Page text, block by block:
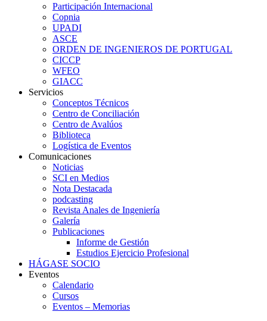
Participación Internacional
Copnia
UPADI
ASCE
ORDEN DE INGENIEROS DE PORTUGAL
CICCP
WFEO
GIACC
Servicios
Conceptos Técnicos
Centro de Conciliación
Centro de Avalúos
Biblioteca
Logística de Eventos
Comunicaciones
Noticias
SCI en Medios
Nota Destacada
podcasting
Revista Anales de Ingeniería
Galería
Publicaciones
Informe de Gestión
Estudios Ejercicio Profesional
HÁGASE SOCIO
Eventos
Calendario
Cursos
Eventos – Memorias